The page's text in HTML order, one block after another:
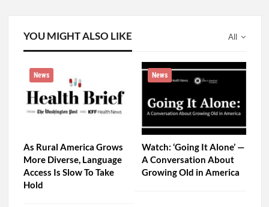
All
YOU MIGHT ALSO LIKE
News
As Rural America Grows
More Diverse, Language
Access Is Slow To Take
Hold
News
Watch: ‘Going It Alone’ —
A Conversation About
Growing Old in America